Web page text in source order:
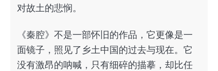
对故土的悲悯。
《秦腔》不是一部怀旧的作品，它更像是一
面镜子，照见了乡土中国的过去与现在。它
没有激昂的呐喊，只有细碎的描摹，却比任